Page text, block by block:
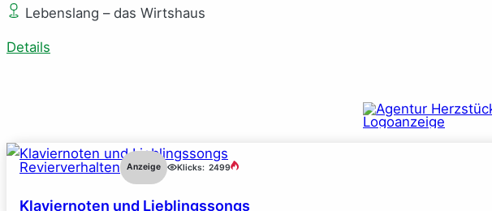
Lebenslang – das Wirtshaus
Details
Revierverhalten Anzeige Klicks: 2499
Klaviernoten und Lieblingssongs